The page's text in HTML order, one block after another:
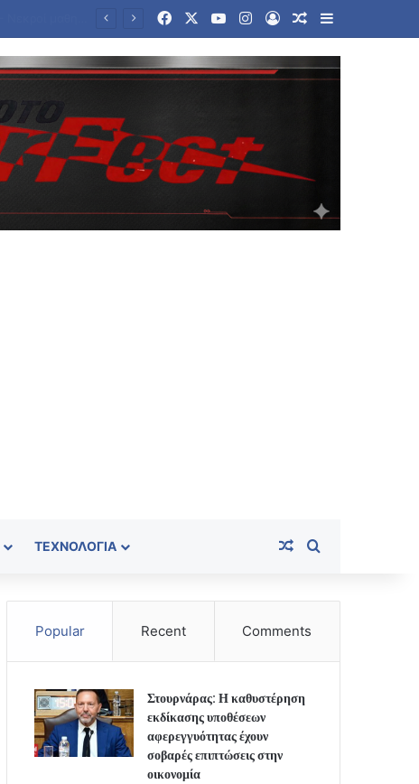
FacebookYouTubeInstagram
Log InRandom Article
Sidebar
ΤΕΧΝΟΛΟΓΊΑ Random Article
Popular Recent Comments
Στουρνάρας: Η καθυστέρηση
εκδίκασης υποθέσεων
αφερεγγυότητας έχουν
σοβαρές επιπτώσεις στην
οικονομία